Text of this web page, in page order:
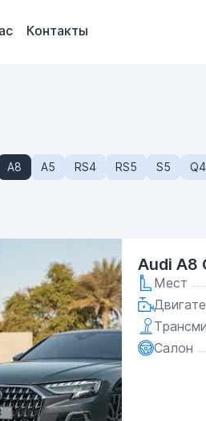
Контакты
A8 A5 RS4 RS5 S5
Audi A8
Мест
Салон